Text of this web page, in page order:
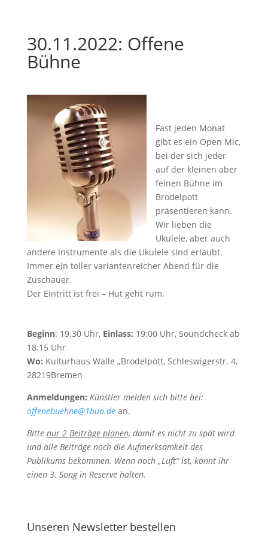
30.11.2022: Offene
Bühne
Fast jeden Monat
gibt es ein Open Mic,
bei der sich jeder
auf der kleinen aber
feinen Bühne im
Brodelpott
präsentieren kann.
Wir lieben die
Ukulele, aber auch
andere Instrumente als die Ukulele sind erlaubt.
Immer ein toller variantenreicher Abend für die
Zuschauer.
Der Eintritt ist frei – Hut geht rum.
Beginn: 19.30 Uhr, Einlass: 19:00 Uhr, Soundcheck ab
18:15 Uhr
Wo: Kulturhaus Walle „Brodelpott, Schleswigerstr. 4,
28219Bremen
Anmeldungen: Künstler melden sich bitte bei:
offenebuehne@1buo.de an.
Bitte nur 2 Beiträge planen, damit es nicht zu spät wird
und alle Beiträge noch die Aufmerksamkeit des
Publikums bekommen. Wenn noch „Luft“ ist, könnt ihr
einen 3. Song in Reserve halten.
Unseren Newsletter bestellen